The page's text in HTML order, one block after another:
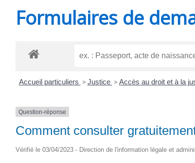
Formulaires de
Accueil particuliers > Justice > Accès au droit et à la
Question-réponse
Comment consulter
Vérifié le 03/04/2023 - Direction de l'information légale et